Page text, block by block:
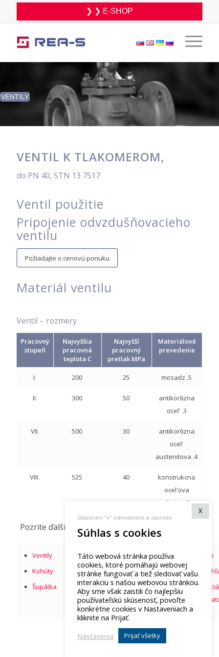
❯ ❯ E-SHOP
VENTILY
VENTIL K TLAKOMEROM,
do PN 40, STN 13 7517
Ventil použitie
Pripojenie odvzdušňovacieho
ventilu
Požiadajte o cenovú ponuku
Materiál ventilu
Ventil – rozmery
Pracovný
stupeň
Najvyššia
pracovná
teplota C
Najvyšší
pracovný
pretlak MPa
Materiálové
prevedenie
I. 200 25 mosadz .5
II. 300 50
antikor6zna
ocel' .3
VII. 500 30
antikor6zna
ocel'
austenitova .4
VIII. 525 40
konstrukcna
ocel'ova
zliatina .2
Pozrite ďalšie armatúry
Ventily
Kohúty
Šupátka
Klapky
Kompenzátory
Vložky
Filtre
Regulátory
Odvádzače
kondezátu
Koše
Stlačením "x" odmietnete a zavriete
X
Súhlas s cookies
Táto webová stránka používa
cookies, ktoré pomáhajú webovej
stránke fungovať a tiež sledovať vašu
interakciu s našou webovou stránkou.
Aby sme však zaistili čo najlepšiu
používateľskú skúsenosť, povoľte
konkrétne cookies v Nastaveniach a
kliknite na Prijať.
Nastavenia
Prijať všetky